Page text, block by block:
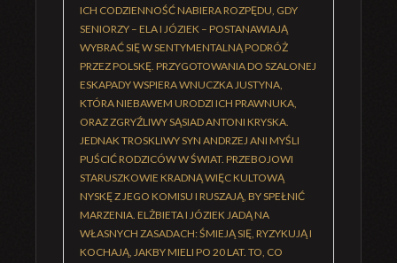
ICH CODZIENNOŚĆ NABIERA ROZPĘDU, GDY
SENIORZY – ELA I JÓZIEK – POSTANAWIAJĄ
WYBRAĆ SIĘ W SENTYMENTALNĄ PODRÓŻ
PRZEZ POLSKĘ. PRZYGOTOWANIA DO SZALONEJ
ESKAPADY WSPIERA WNUCZKA JUSTYNA,
KTÓRA NIEBAWEM URODZI ICH PRAWNUKA,
ORAZ ZGRYŹLIWY SĄSIAD ANTONI KRYSKA.
JEDNAK TROSKLIWY SYN ANDRZEJ ANI MYŚLI
PUŚCIĆ RODZICÓW W ŚWIAT. PRZEBOJOWI
STARUSZKOWIE KRADNĄ WIĘC KULTOWĄ
NYSKĘ Z JEGO KOMISU I RUSZAJĄ, BY SPEŁNIĆ
MARZENIA. ELŻBIETA I JÓZIEK JADĄ NA
WŁASNYCH ZASADACH: ŚMIEJĄ SIĘ, RYZYKUJĄ I
KOCHAJĄ, JAKBY MIELI PO 20 LAT. TO, CO